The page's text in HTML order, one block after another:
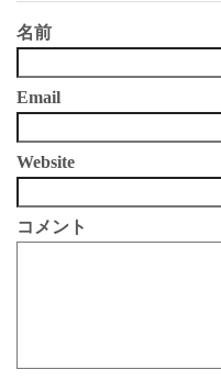
名前
Email
Website
コメント